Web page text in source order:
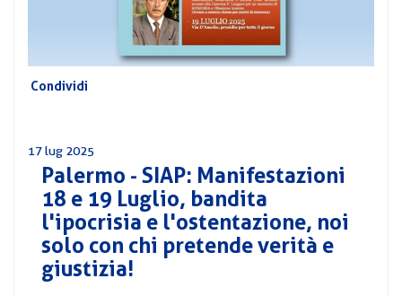
CIRCOLARI
Condividi
17 lug 2025
Palermo - SIAP: Manifestazioni
18 e 19 Luglio, bandita
l'ipocrisia e l'ostentazione, noi
solo con chi pretende verità e
giustizia!